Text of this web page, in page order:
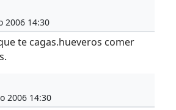
2006 14:30
te cagas.hueveros comer
2006 14:30